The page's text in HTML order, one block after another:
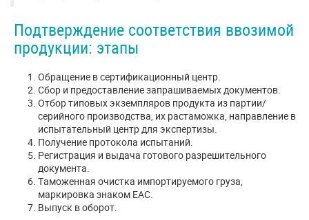
Подтверждение соответствия ввозимой
продукции: этапы
Обращение в сертификационный центр.
Сбор и предоставление запрашиваемых документов.
Отбор типовых экземпляров продукта из партии/
серийного производства, их растаможка, направление в
испытательный центр для экспертизы.
Получение протокола испытаний.
Регистрация и выдача готового разрешительного
документа.
Таможенная очистка импортируемого груза,
маркировка знаком ЕАС.
Выпуск в оборот.